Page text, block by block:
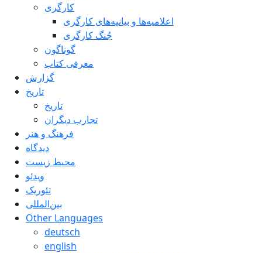
کارگری
اعلامیه‌ها و بیانیه‌های کارگری
جُنگ کارگری
گوناگون
معرفی کتاب
گزارش
تاریخ
تاريخ
تجارب ديگران
فرهنگ و هنر
دیدگاه
محیط زیست
ویدئو
تئوریک
بین‌المللی
Other Languages
deutsch
english